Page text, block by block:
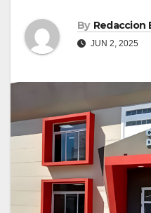
By Redaccion
JUN 2, 2025